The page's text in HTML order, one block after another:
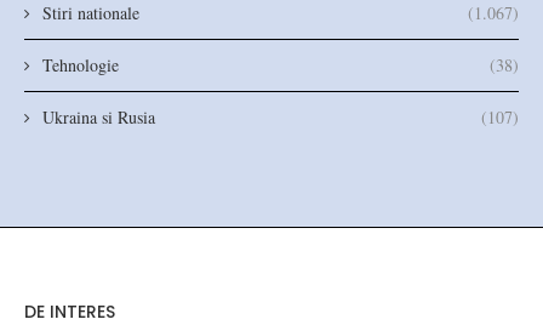
Stiri nationale (1.067)
Tehnologie (38)
Ukraina si Rusia (107)
DE INTERES